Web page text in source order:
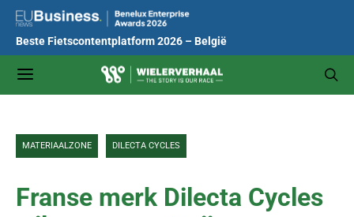
Beste Fietscontentplatform 2026 – België
MATERIAALZONE DILECTA CYCLES
Franse merk Dilecta Cycles